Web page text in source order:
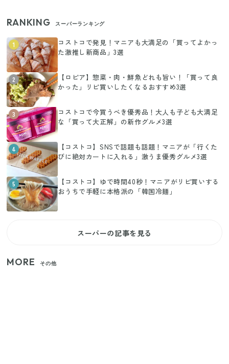
RANKING スーパーランキング
1
コストコで発見！マニアも大満足の「買ってよかっ
た激推し新商品」3選
2
【ロピア】惣菜・肉・鮮魚どれも旨い！「買って良
かった」リピ買いしたくなるおすすめ3選
3
コストコで今買うべき優秀品！大人も子ども大満足
な「買って大正解」の新作グルメ3選
4
【コストコ】SNSで話題も話題！マニアが「行くた
びに絶対カートに入れる」激うま優秀グルメ3選
5
【コストコ】ゆで時間40秒！マニアがリピ買いする
おうちで手軽に本格派の「韓国冷麺」
スーパーの記事を見る
MORE その他